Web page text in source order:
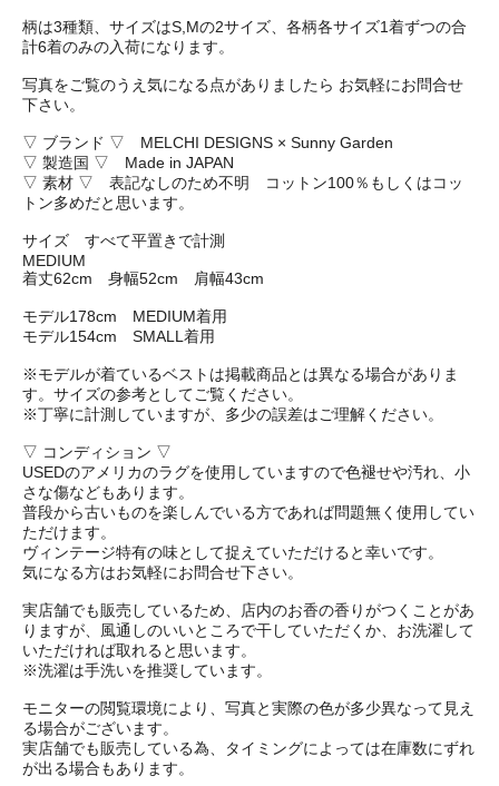
柄は3種類、サイズはS,Mの2サイズ、各柄各サイズ1着ずつの合
計6着のみの入荷になります。
写真をご覧のうえ気になる点がありましたら お気軽にお問合せ
下さい。
▽ ブランド ▽ MELCHI DESIGNS × Sunny Garden
▽ 製造国 ▽ Made in JAPAN
▽ 素材 ▽ 表記なしのため不明 コットン100％もしくはコッ
トン多めだと思います。
サイズ すべて平置きで計測
MEDIUM
着丈62cm 身幅52cm 肩幅43cm
モデル178cm MEDIUM着用
モデル154cm SMALL着用
※モデルが着ているベストは掲載商品とは異なる場合がありま
す。サイズの参考としてご覧ください。
※丁寧に計測していますが、多少の誤差はご理解ください。
▽ コンディション ▽
USEDのアメリカのラグを使用していますので色褪せや汚れ、小
さな傷などもあります。
普段から古いものを楽しんでいる方であれば問題無く使用してい
ただけます。
ヴィンテージ特有の味として捉えていただけると幸いです。
気になる方はお気軽にお問合せ下さい。
実店舗でも販売しているため、店内のお香の香りがつくことがあ
りますが、風通しのいいところで干していただくか、お洗濯して
いただければ取れると思います。
※洗濯は手洗いを推奨しています。
モニターの閲覧環境により、写真と実際の色が多少異なって見え
る場合がございます。
実店舗でも販売している為、タイミングによっては在庫数にずれ
が出る場合もあります。